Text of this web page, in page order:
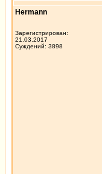
Hermann
Зарегистрирован:
21.03.2017
Суждений: 3898